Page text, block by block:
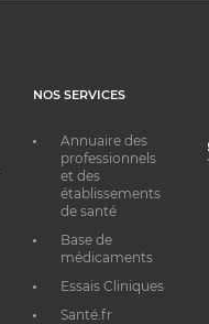
NOS SERVICES
Annuaire des
professionnels
et des
établissements
de santé
Base de
médicaments
Essais Cliniques
Santé.fr